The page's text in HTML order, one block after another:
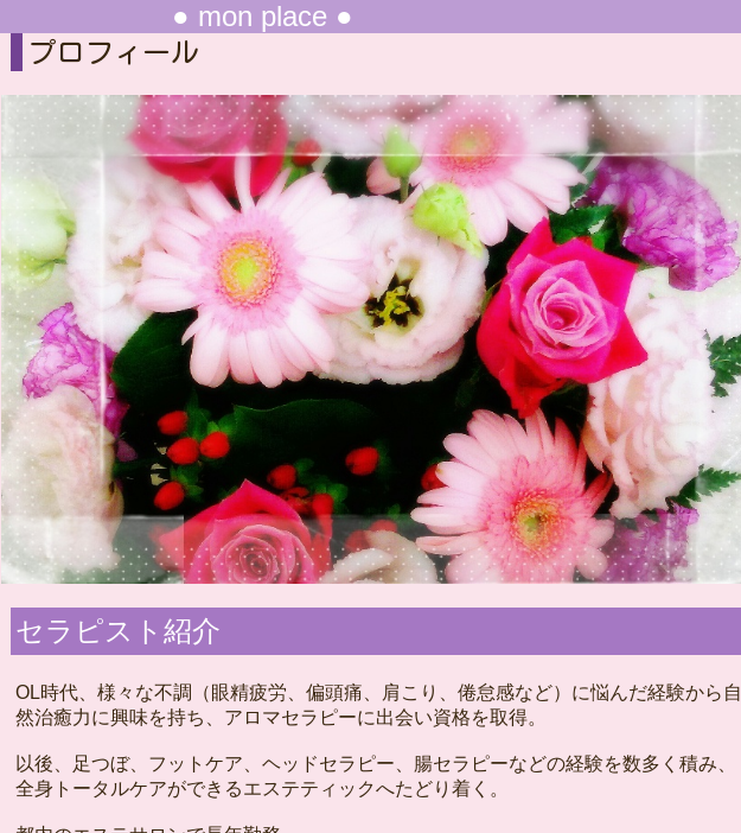
● mon place ●
プロフィール
セラピスト紹介
OL時代、様々な不調（眼精疲労、偏頭痛、肩こり、倦怠感など）に悩んだ経験から自
然治癒力に興味を持ち、アロマセラピーに出会い資格を取得。
以後、足つぼ、フットケア、ヘッドセラピー、腸セラピーなどの経験を数多く積み、
全身トータルケアができるエステティックへたどり着く。